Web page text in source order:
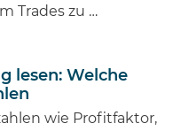
Trades zu …
lesen: Welche
wie Profitfaktor,